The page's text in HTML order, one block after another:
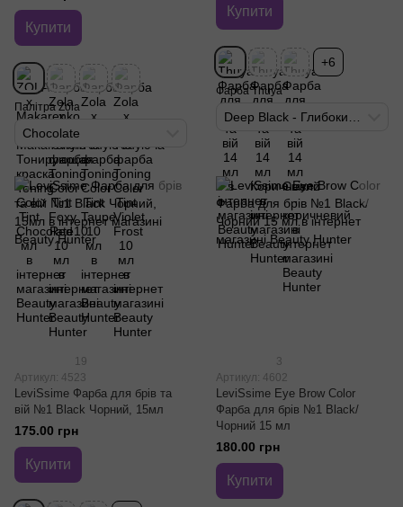
Купити
Палітра Zola
Chocolate
Купити
+6
Фарба Thuya
19
Артикул: 4523
LeviSsime Фарба для брів та
вій №1 Black Чорний, 15мл
175.00 грн
Купити
3
Артикул: 4602
LeviSsime Eye Brow Color
Фарба для брів №1 Black/
Чорний 15 мл
180.00 грн
Купити